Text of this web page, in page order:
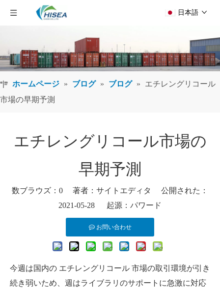
日本語
ホームページ » ブログ » ブログ »
エチレングリコール
市場の早期予測
エチレングリコール市場の
早期予測
数ブラウズ： 0 著者：サイトエディタ 公開された：
2021-05-28 起源： パワード
お問い合わせ
今週は国内の エチレングリコール 市場の取引環境が引き
続き弱いため、週はライブラリのサポートに急激に対応